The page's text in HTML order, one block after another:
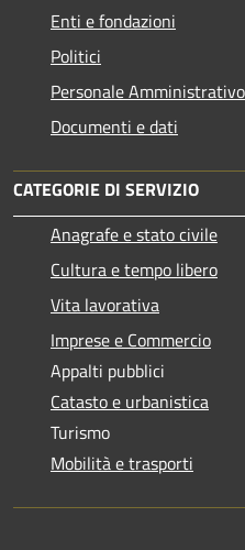
Enti e fondazioni
Politici
Personale Amministrativo
Documenti e dati
CATEGORIE DI SERVIZIO
Anagrafe e stato civile
Cultura e tempo libero
Vita lavorativa
Imprese e Commercio
Appalti pubblici
Catasto e urbanistica
Turismo
Mobilità e trasporti